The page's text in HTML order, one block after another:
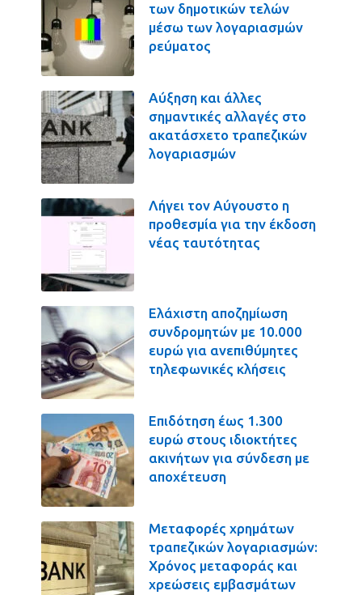
των δημοτικών τελών
μέσω των λογαριασμών
ρεύματος
Αύξηση και άλλες
σημαντικές αλλαγές στο
ακατάσχετο τραπεζικών
λογαριασμών
Λήγει τον Αύγουστο η
προθεσμία για την έκδοση
νέας ταυτότητας
Ελάχιστη αποζημίωση
συνδρομητών με 10.000
ευρώ για ανεπιθύμητες
τηλεφωνικές κλήσεις
Επιδότηση έως 1.300
ευρώ στους ιδιοκτήτες
ακινήτων για σύνδεση με
αποχέτευση
Μεταφορές χρημάτων
τραπεζικών λογαριασμών:
Χρόνος μεταφοράς και
χρεώσεις εμβασμάτων